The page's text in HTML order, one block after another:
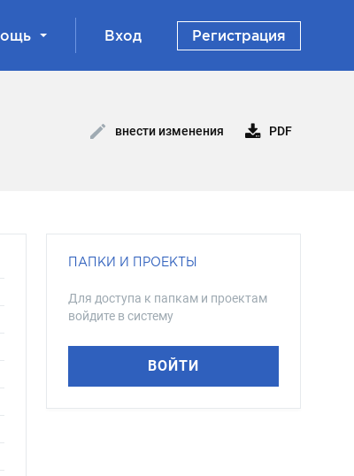
Вход Регистрация
внести изменения PDF
ПАПКИ И ПРОЕКТЫ
Для доступа к папкам и проектам
войдите в систему
ВОЙТИ